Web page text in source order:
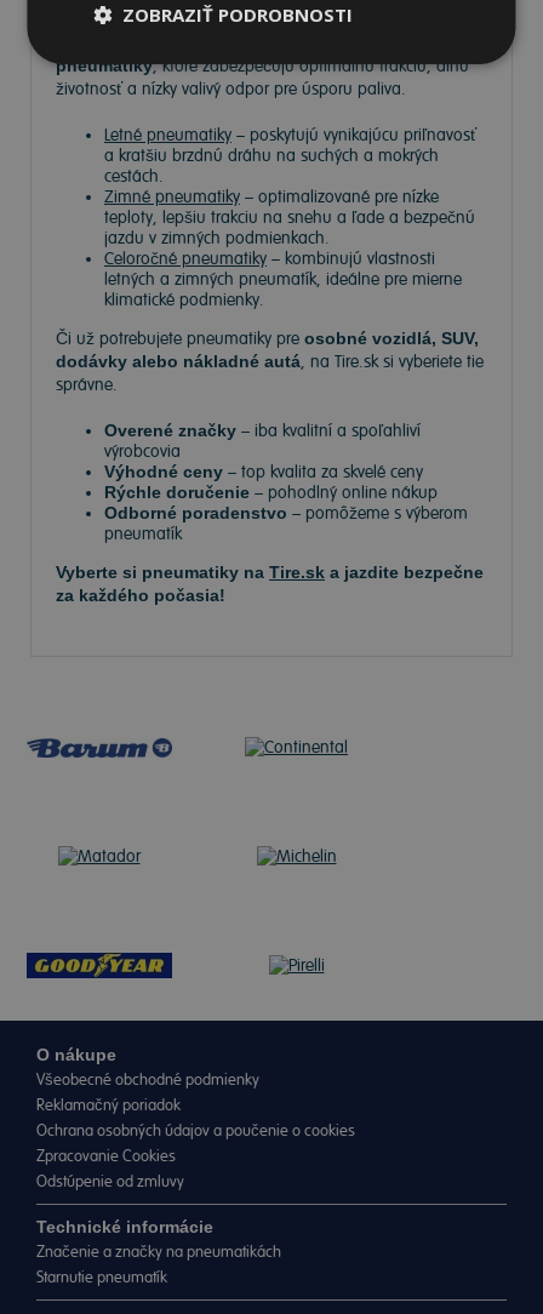
pneumatiky, ktoré zabezpečujú optimálnu trakciu, dlhú
životnosť a nízky valivý odpor pre úsporu paliva.
Letné pneumatiky – poskytujú vynikajúcu priľnavosť
a kratšiu brzdnú dráhu na suchých a mokrých
cestách.
Zimné pneumatiky – optimalizované pre nízke
teploty, lepšiu trakciu na snehu a ľade a bezpečnú
jazdu v zimných podmienkach.
Celoročné pneumatiky – kombinujú vlastnosti
letných a zimných pneumatík, ideálne pre mierne
klimatické podmienky.
Či už potrebujete pneumatiky pre osobné vozidlá, SUV,
dodávky alebo nákladné autá, na Tire.sk si vyberiete tie
správne.
Overené značky – iba kvalitní a spoľahliví
výrobcovia
Výhodné ceny – top kvalita za skvelé ceny
Rýchle doručenie – pohodlný online nákup
Odborné poradenstvo – pomôžeme s výberom
pneumatík
Vyberte si pneumatiky na Tire.sk a jazdite bezpečne
za každého počasia!
O nákupe
Všeobecné obchodné podmienky
Reklamačný poriadok
Ochrana osobných údajov a poučenie o cookies
Zpracovanie Cookies
Odstúpenie od zmluvy
Technické informácie
Značenie a značky na pneumatikách
Starnutie pneumatík
ZOBRAZIŤ PODROBNOSTI